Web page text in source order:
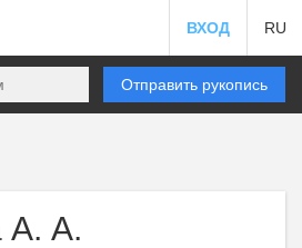
ВХОД RU
Отправить рукопись
А. А.